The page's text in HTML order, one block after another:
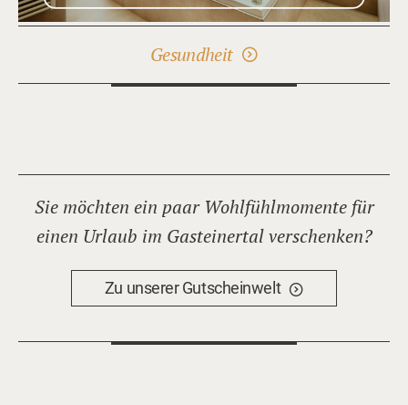
Gesundheit
Sie möchten ein paar Wohlfühlmomente für
einen Urlaub im Gasteinertal verschenken?
Zu unserer Gutscheinwelt